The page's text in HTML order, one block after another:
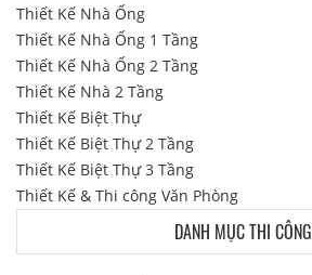
Thiết Kế Nhà Ống
Thiết Kế Nhà Ống 1 Tầng
Thiết Kế Nhà Ống 2 Tầng
Thiết Kế Nhà 2 Tầng
Thiết Kế Biệt Thự
Thiết Kế Biệt Thự 2 Tầng
Thiết Kế Biệt Thự 3 Tầng
Thiết Kế & Thi công Văn Phòng
DANH MỤC THI CÔNG